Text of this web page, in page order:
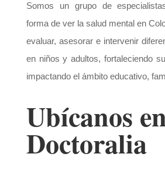
Somos un grupo de
forma de ver la salud mental en
evaluar, asesorar e intervenir
en niños y adultos, fortaleciendo
impactando el ámbito educativo,
Ubícanos
Doctoralia